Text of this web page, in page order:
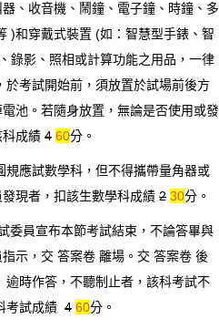
、收音機、鬧鐘、電子鐘、時鐘、多
)和穿戴式裝置 (如：智慧型手錶、智
錄影、照相或計算功能之用品，一律
考試開始前，須放置於試場前後方
池。若隨身放置，無論是否使用或發
成績 4 60分。
應試數學科，但不得攜帶量角器或
現者，扣該生數學科成績 2 30分。
委員宣布本節考試結束，不論答畢與
示，交 答案卷 離場。交 答案卷 後
時作答，不聽制止者，該科考試不
考試成績 4 60分。